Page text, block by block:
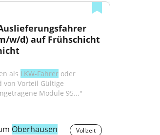
w/d) auf Frühschicht
als LKW-Fahrer oder
Vorteil Gültige
Module 95..."
Oberhausen Vollzeit